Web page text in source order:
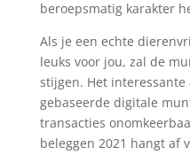
beroepsmatig karakter
Als je een echte
leuks voor jou, zal de
stijgen. Het interessante
gebaseerde digitale
transacties
beleggen 2021 hangt af